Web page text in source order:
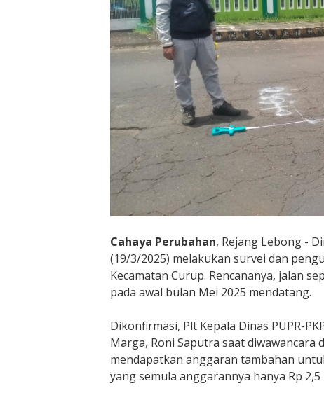
e
k
o
w
i
S
e
p
n
j
g
1
,
5
K
l
o
m
e
Cahaya Perubahan, Rejang Lebong -
(19/3/2025) melakukan survei dan
Kecamatan Curup. Rencananya, jalan
pada awal bulan Mei 2025 mendatang.
Dikonfirmasi, Plt Kepala Dinas PUPR-
Marga, Roni Saputra saat diwawancara
mendapatkan anggaran tambahan
yang semula anggarannya hanya Rp